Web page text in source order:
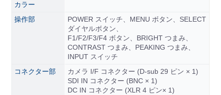
カラー
操作部
POWER スイッチ、MENU ボタン、SELECT
ダイヤルボタン、
F1/F2/F3/F4 ボタン、BRIGHT つまみ、
CONTRAST つまみ、PEAKING つまみ、
INPUT スイッチ
コネクター部
カメラ I/F コネクター (D-sub 29 ピン × 1)
SDI IN コネクター (BNC × 1)
DC IN コネクター (XLR 4 ピン× 1)